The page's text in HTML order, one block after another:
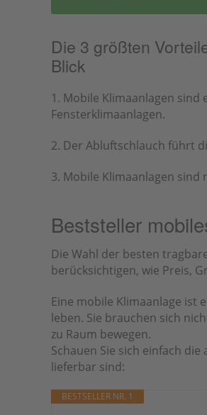
Die 3 größten
Blick
1. Mobile Klimaanlagen
Fensterklimaanlagen.
2. Der Abluftschlauch führt
3. Mobile Klimaanlagen sind
Beststeller
Die Wahl der besten
berücksichtigen, wie Preis,
Eine mobile Klimaanlage ist
leben. Sie brauchen sich
zu Raum bewegen.
Schauen Sie sich einfach
lieferbar sind:
BESTSELLER NR. 1